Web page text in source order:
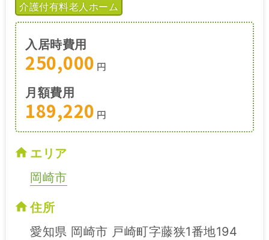
介護付有料老人ホーム
入居時費用
250,000 円
月額費用
189,220 円
エリア
岡崎市
住所
愛知県 岡崎市 戸崎町字藤狭1番地194